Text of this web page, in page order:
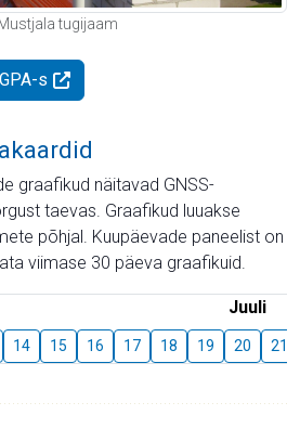
tugijaam
s
graafikud näitavad GNSS-
taevas. Graafikud luuakse
põhjal. Kuupäevade paneelist on
viimase 30 päeva graafikuid.
Juuli
14 15 16 17 18 19 20 21